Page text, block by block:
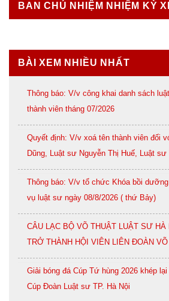
BAN CHỦ NHIỆM NHIỆM KỲ XI
BÀI XEM NHIỀU NHẤT
Thông báo: V/v công khai danh sách
thành viên tháng 07/2026
Quyết định: V/v xoá tên thành viên đối
Dũng, Luật sư Nguyễn Thị Huế, Luật
sư Lê Thị Oanh
Thông báo: V/v tổ chức Khóa bồi
vụ luật sư ngày 08/8/2026 ( thứ Bảy)
CÂU LẠC BỘ VÕ THUẬT LUẬT SƯ HÀ
TRỞ THÀNH HỘI VIÊN LIÊN ĐOÀN
PHỐ HÀ NỘI
Giải bóng đá Cúp Tứ hùng 2026 khép
Cúp Đoàn Luật sư TP. Hà Nội